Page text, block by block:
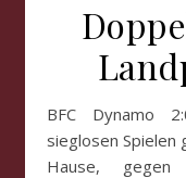
BFC Dynamo 2:0 Greifswalder FC Nach vier
sieglosen Spielen
Hause,